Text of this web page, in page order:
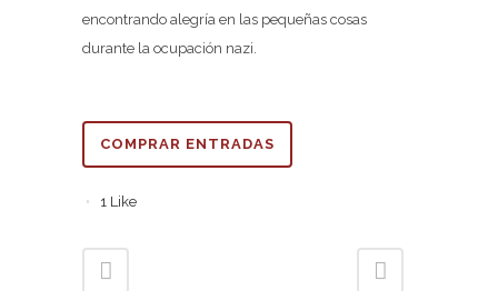
encontrando alegría en las pequeñas cosas
durante la ocupación nazi.
COMPRAR ENTRADAS
1 Like